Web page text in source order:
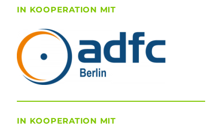
IN KOOPERATION MIT
IN KOOPERATION MIT